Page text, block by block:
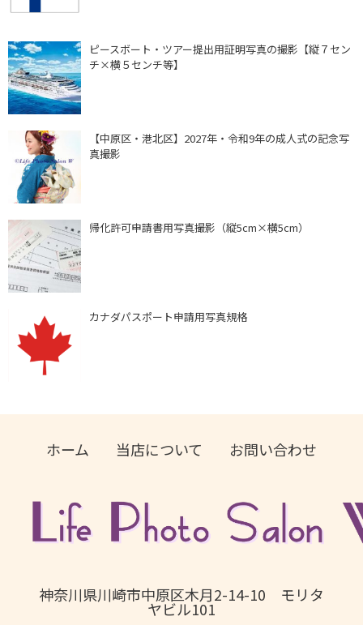
ピースボート・ツアー提出用証明写真の撮影【縦７セン
チ×横５センチ等】
【中原区・港北区】2027年・令和9年の成人式の記念写
真撮影
帰化許可申請書用写真撮影（縦5cm×横5cm）
カナダパスポート申請用写真規格
ホーム 当店について お問い合わせ
神奈川県川崎市中原区木月2-14-10 モリタ
ヤビル101